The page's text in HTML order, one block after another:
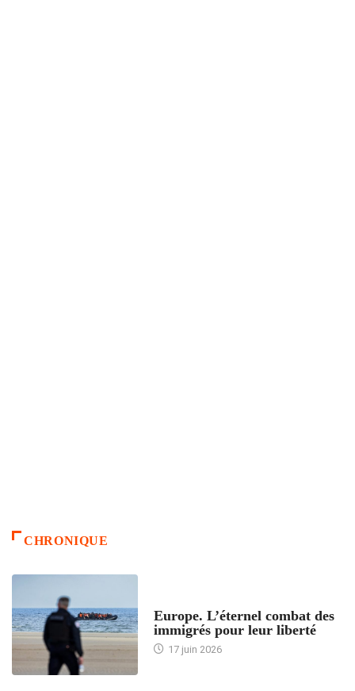
CHRONIQUE
Europe. L’éternel combat des
immigrés pour leur liberté
17 juin 2026